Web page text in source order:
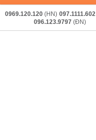
0969.120.120 (HN) 097.1111.602
096.123.9797 (ĐN)